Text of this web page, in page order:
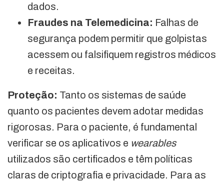
dados.
Fraudes na Telemedicina: Falhas de
segurança podem permitir que golpistas
acessem ou falsifiquem registros médicos
e receitas.
Proteção: Tanto os sistemas de saúde
quanto os pacientes devem adotar medidas
rigorosas. Para o paciente, é fundamental
verificar se os aplicativos e wearables
utilizados são certificados e têm políticas
claras de criptografia e privacidade. Para as